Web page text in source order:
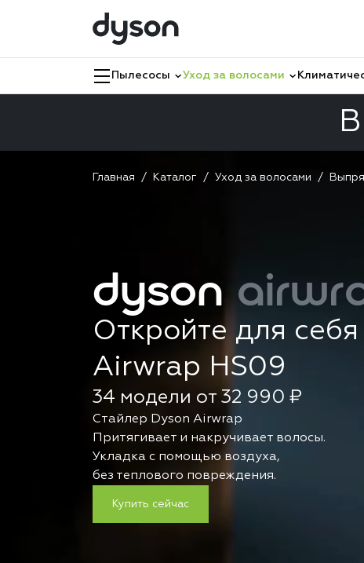
Пылесосы Уход за волосами
Главная Каталог Уход за волосами
dyson
Откройте для
Airwrap HS09
34 модели от 32 990 ₽
Стайлер Dyson Airwrap
Притягивает и накручивает волосы.
Укладка с помощью воздуха,
без теплового повреждения.
Купить сейчас